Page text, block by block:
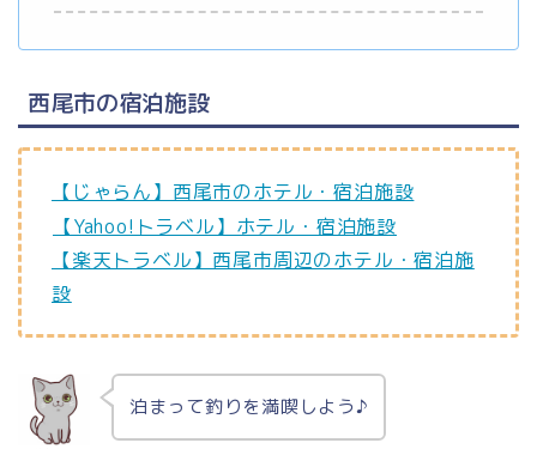
西尾市の宿泊施設
【じゃらん】西尾市のホテル・宿泊施設
【Yahoo!トラベル】ホテル・宿泊施設
【楽天トラベル】西尾市周辺のホテル・宿泊施
設
泊まって釣りを満喫しよう♪